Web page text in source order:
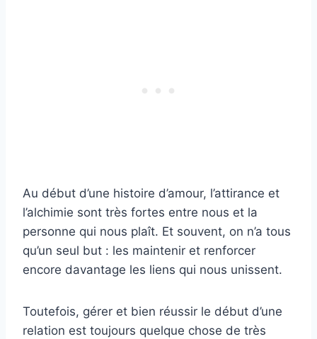
Au début d’une histoire d’amour, l’attirance et
l’alchimie sont très fortes entre nous et la
personne qui nous plaît. Et souvent, on n’a tous
qu’un seul but : les maintenir et renforcer
encore davantage les liens qui nous unissent.
Toutefois, gérer et bien réussir le début d’une
relation est toujours quelque chose de très